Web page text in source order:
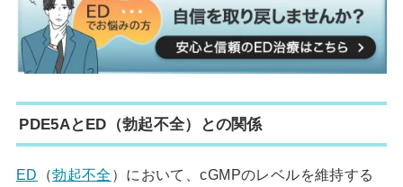
PDE5AとED（勃起不全）との関係
ED （勃起不全 ）において、cGMPのレベルを維持する